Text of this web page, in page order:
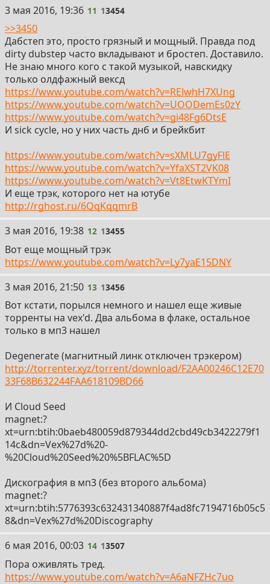
11
3 мая 2016, 19:36 11 13454
>>3450
Дабстеп это, просто грязный и мощный. Правда под
dirty dubstep часто вкладывают и бростеп. Доставило.
Не знаю много кого с такой музыкой, навскидку
только олдфажный вексд
https://www.youtube.com/watch?v=RElwhH7XUng
https://www.youtube.com/watch?v=UOODemEs0zY
https://www.youtube.com/watch?v=gi48Fg6DtsE
И sick cycle, но у них часть днб и брейкбит
https://www.youtube.com/watch?v=sXMLU7gyFlE
https://www.youtube.com/watch?v=YfaXST2VK08
https://www.youtube.com/watch?v=Vt8EtwKTYmI
И еще трэк, которого нет на ютубе
http://rghost.ru/6QqKqqmrB
12
3 мая 2016, 19:38 12 13455
Вот еще мощный трэк
https://www.youtube.com/watch?v=Ly7yaE15DNY
13
3 мая 2016, 21:50 13 13456
Вот кстати, порылся немного и нашел еще живые
торренты на vex'd. Два альбома в флаке, остальное
только в мп3 нашел
Degenerate (магнитный линк отключен трэкером)
http://torrenter.xyz/torrent/download/F2AA00246C12E70
33F68B632244FAA618109BD66
И Cloud Seed
magnet:?
xt=urn:btih:0baeb480059d879344dd2cbd49cb3422279f1
14c&dn=Vex%27d%20-
%20Cloud%20Seed%20%5BFLAC%5D
Дискография в мп3 (без второго альбома)
magnet:?
xt=urn:btih:5776393c632431340887f4ad8fc7194716b05c5
8&dn=Vex%27d%20Discography
14
6 мая 2016, 00:03 14 13507
Пора оживлять тред.
https://www.youtube.com/watch?v=A6aNFZHc7uo